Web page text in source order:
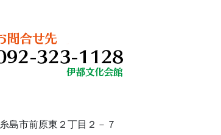
糸島市前原東２丁目２－７